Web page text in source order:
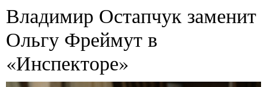
Владимир Остапчук заменит
Ольгу Фреймут в
«Инспекторе»